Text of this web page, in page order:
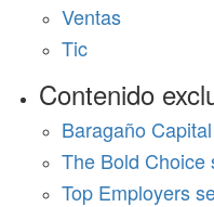
Ventas
Tic
Contenido
Baragaño
The Bold Choice
Top Employers